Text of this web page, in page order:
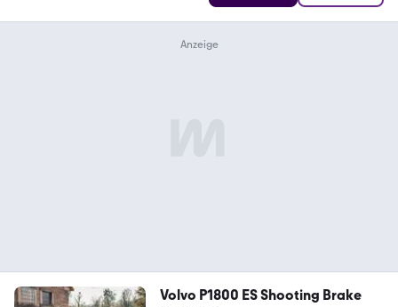
Volvo P1800 ES Shooting Brake